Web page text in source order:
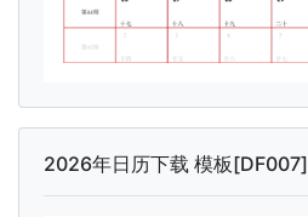
2026年日历下载 模板[DF007]